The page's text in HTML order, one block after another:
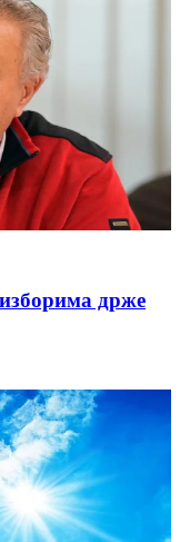
држе